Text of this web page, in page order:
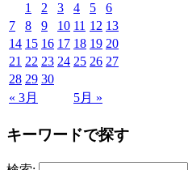
« 3月 5月 »
1 2 3 4 5
6
7
8 9 10 11 12 13
14 15 16 17 18 19 20
21 22 23 24 25 26 27
28 29 30
キーワードで探す